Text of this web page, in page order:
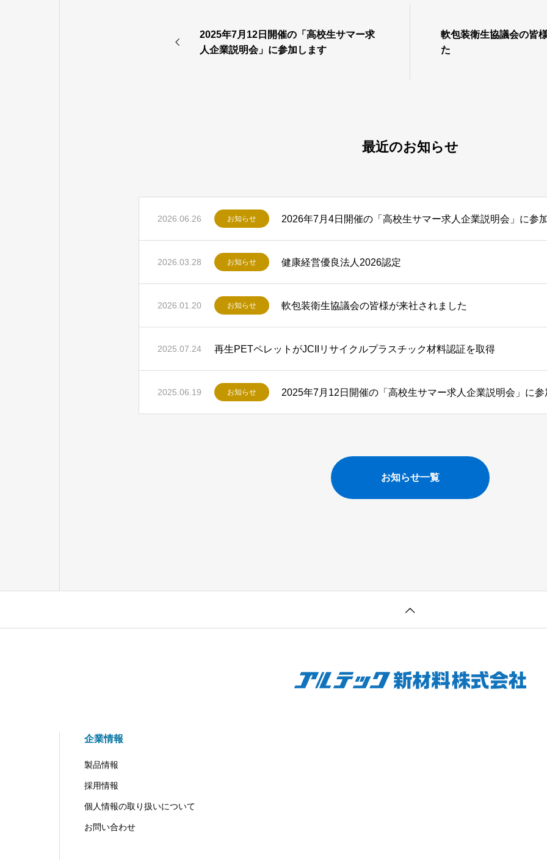
2025年7月12日開催の「高校生サマー求
人企業説明会」に参加します
軟包装衛生協議会の皆
た
最近のお知らせ
2026.06.26 お知らせ 2026年7月4日開催の「高校生サマー求人企業説明会」に参
2026.03.28 お知らせ 健康経営優良法人2026認定
2026.01.20 お知らせ 軟包装衛生協議会の皆様が来社されました
2025.07.24 再生PETペレットがJCIIリサイクルプラスチック材料認証を取得
2025.06.19 お知らせ 2025年7月12日開催の「高校生サマー求人企業説明会」に
お知らせ一覧
企業情報
製品情報
採用情報
個人情報の取り扱いについて
お問い合わせ